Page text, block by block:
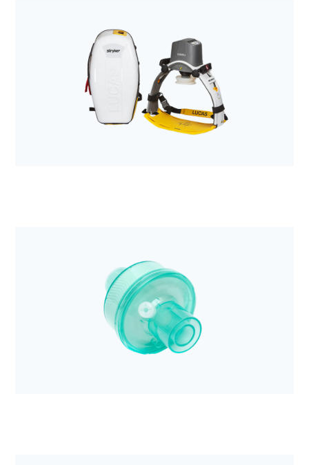
Anestezjologia i aparatura medyczna
Wymiennik ciepła i wilgoci Tracheolife
Anestezjologia i aparatura medyczna
System kompresji klatki piersiowej LUCAS 3, v3.1